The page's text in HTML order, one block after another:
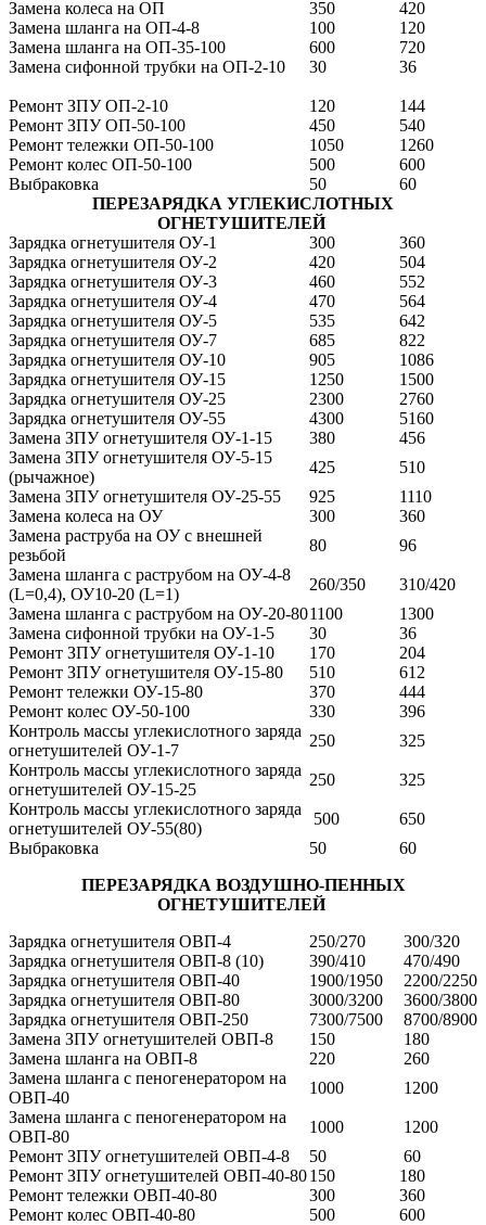
Замена колеса на ОП 350
420
Замена шланга на ОП-4-8
100
120
Замена шланга на ОП-35-100
600
720
Замена сифонной трубки на ОП-2-10
30 36
Ремонт ЗПУ ОП-2-10 120
144
Ремонт ЗПУ ОП-50-100
450
540
Ремонт тележки ОП-50-100
1050
1260
Ремонт колес ОП-50-100
500
600
Выбраковка
50
60
ПЕРЕЗАРЯДКА УГЛЕКИСЛОТНЫХ
ОГНЕТУШИТЕЛЕЙ
Зарядка огнетушителя ОУ-1
300
360
Зарядка огнетушителя ОУ-2
420
504
Зарядка огнетушителя ОУ-3
460
552
Зарядка огнетушителя ОУ-4
470
564
Зарядка огнетушителя ОУ-5
535
642
Зарядка огнетушителя ОУ-7
685
822
Зарядка огнетушителя ОУ-10
905
1086
Зарядка огнетушителя ОУ-15
1250
1500
Зарядка огнетушителя ОУ-25
2300
2760
Зарядка огнетушителя ОУ-55
4300
5160
Замена ЗПУ огнетушителя ОУ-1-15
380
456
Замена ЗПУ огнетушителя ОУ-5-15
(рычажное)
425
510
Замена ЗПУ огнетушителя ОУ-25-55
925
1110
Замена колеса на ОУ
300
360
Замена раструба на ОУ с внешней
резьбой
80
96
Замена шланга с раструбом на ОУ-4-8
(L=0,4), ОУ10-20 (L=1)
260/350
310/420
Замена шланга с раструбом на ОУ-20-801100
1300
Замена сифонной трубки на ОУ-1-5
30
36
Ремонт ЗПУ огнетушителя ОУ-1-10
170
204
Ремонт ЗПУ огнетушителя ОУ-15-80
510
612
Ремонт тележки ОУ-15-80
370
444
Ремонт колес ОУ-50-100
330
396
Контроль массы углекислотного заряда
огнетушителей ОУ-1-7
250
325
Контроль массы углекислотного заряда
огнетушителей ОУ-15-25
250
325
Контроль массы углекислотного заряда
огнетушителей ОУ-55(80)
500
650
Выбраковка
50
60
ПЕРЕЗАРЯДКА ВОЗДУШНО-ПЕННЫХ
ОГНЕТУШИТЕЛЕЙ
Зарядка огнетушителя ОВП-4
250/270
300/320
Зарядка огнетушителя ОВП-8 (10)
390/410
470/490
Зарядка огнетушителя ОВП-40
1900/1950
2200/2250
Зарядка огнетушителя ОВП-80
3000/3200
3600/3800
Зарядка огнетушителя ОВП-250
7300/7500
8700/8900
Замена ЗПУ огнетушителей ОВП-8
150
180
Замена шланга на ОВП-8
220
260
Замена шланга с пеногенератором на
ОВП-40
1000
1200
Замена шланга с пеногенератором на
ОВП-80
1000
1200
Ремонт ЗПУ огнетушителей ОВП-4-8
50
60
Ремонт ЗПУ огнетушителей ОВП-40-80150
180
Ремонт тележки ОВП-40-80
300
360
Ремонт колес ОВП-40-80
500 600